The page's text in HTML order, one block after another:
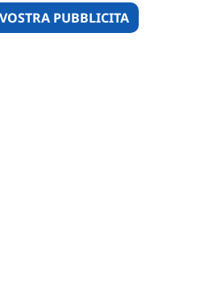
PUBBLICITA